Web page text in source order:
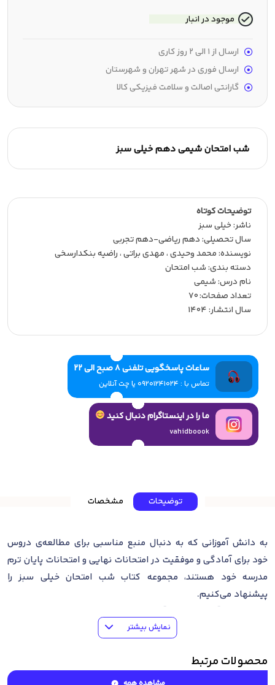
شب امتحان شیمی دهم خیلی سبز
توضیحات کوتاه
ناشر:‌ خیلی سبز
سال تحصیلی:‌ دهم ریاضی-دهم تجربی
نویسنده:‌ محمد وحیدی ، مهدی براتی ، راضیه بنکدارسخی
دسته بندی: شب امتحان
نام درس: شیمی
تعداد صفحات:‌ 70
سال انتشار:‌ 1404
ساعات پاسخگویی تلفنی 8 صبح الی 22
تماس با : 09201241024 یا چت آنلاین
ما را در اینستاگرام دنبال کنید
vahidboook
موجود در انبار
ارسال از 1 الی 2 روز کاری
ارسال فوری در شهر تهران و شهرستان
گارانتی اصالت و سلامت فیزیکی کالا
توضیحات مشخصات
به دانش آموزانی که به دنبال منبع مناسبی برای مطالعه‌ی دروس
خود برای آمادگی و موفقیت در امتحانات نهایی و امتحانات پایان ترم
مدرسه خود هستند، مجموعه کتاب‌ شب امتحان خیلی سبز را
پیشنهاد می‌کنیم.
تقریبا چشمگیر از دانش آموزان، در طی سال تحصیلی گاها
امتحانات متوجه کم کاری‌های خود شده و به دنبال منبعی کامل و
جامع می‌گردند که به کمک آن بتوانند عقب افتادگی‌های طی سال
نمایش بیشتر
محصولات مرتبط